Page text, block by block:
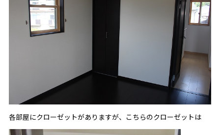
各部屋にクローゼットがありますが、こちらのクローゼットは